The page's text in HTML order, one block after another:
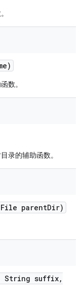
数。
录的辅助函数。
File parentDir)
String suffix,